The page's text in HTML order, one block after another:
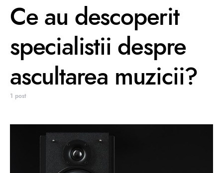
Ce au descoperit
specialistii despre
ascultarea muzicii?
1 post